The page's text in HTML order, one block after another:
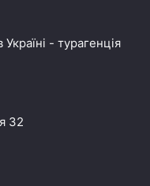
Україні - турагенція
32